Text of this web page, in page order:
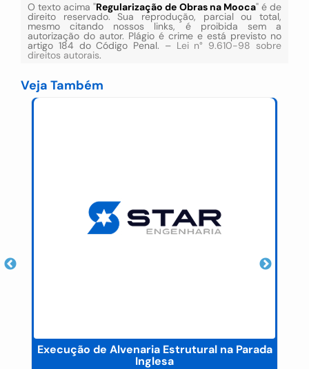
O texto acima "Regularização de Obras na Mooca" é de
direito reservado. Sua reprodução, parcial ou total,
mesmo citando nossos links, é proibida sem a
autorização do autor. Plágio é crime e está previsto no
artigo 184 do Código Penal. – Lei n° 9.610-98 sobre
direitos autorais.
Veja Também
Execução de Alvenaria Estrutural na Parada
Inglesa